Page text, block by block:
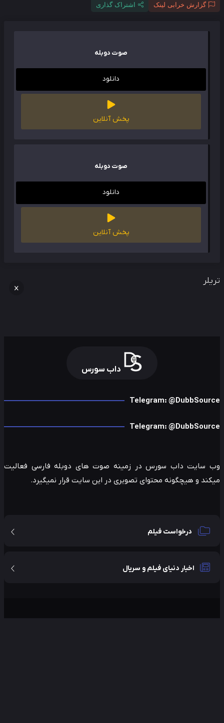
گزارش خرابی لینک اشتراک گذاری
صوت دوبله
دانلود
پخش آنلاین
صوت دوبله
دانلود
پخش آنلاین
داب سورس
Telegram:
Telegram:
سایت داب سورس در زمینه صوت های دوبله فارسی فعالیت
و هیچگونه محتوای تصویری در این سایت قرار نمیگیرد.
درخواست فیلم
اخبار دنیای فیلم و سریال